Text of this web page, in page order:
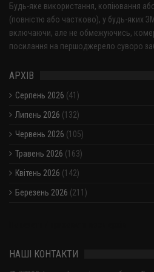
Будь-яке використання, копіювання
(повністю або частково), у будь-яких
включаючи, але не обмежуючись,
посилання на першоджерело суворо
АРХІВ
Серпень 2026 (41)
Липень 2026 (132)
Червень 2026 (105)
Травень 2026 (163)
Квітень 2026 (142)
Березень 2026 (211)
НАШІ КОНТАКТИ